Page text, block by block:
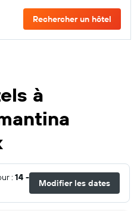
Rechercher un hôtel
à
: 14 -
Modifier les dates